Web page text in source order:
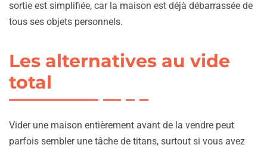
sortie est simplifiée, car la maison est déjà débarrassée de
tous ses objets personnels.
Les alternatives au vide
total
Vider une maison entièrement avant de la vendre peut
parfois sembler une tâche de titans, surtout si vous avez